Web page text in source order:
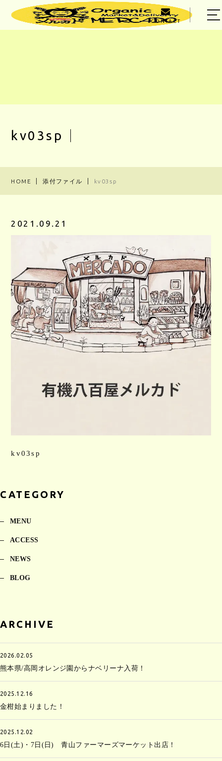
CONTACT
kv03sp
HOME 添付ファイル kv03sp
2021.09.21
kv03sp
CATEGORY
MENU
ACCESS
NEWS
BLOG
ARCHIVE
2026.02.05
熊本県/高岡オレンジ園からナベリーナ入荷！
2025.12.16
金柑始まりました！
2025.12.02
6日(土)・7日(日) 青山ファーマーズマーケット出店！
HOME
CONTACT